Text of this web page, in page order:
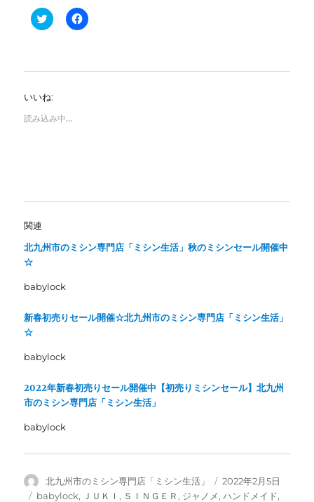
ク
リ
T
t
e
r
ウ
で
開
す
)
F
a
o
て
(
新
ウ
いいね:
読み込み中…
関連
北九州市のミシン専門店「ミシン生活」秋のミシンセール開催中
☆
babylock
新春初売りセール開催☆北九州市のミシン専門店「ミシン生活」
☆
babylock
2022年新春初売りセール開催中【初売りミシンセール】北九州
市のミシン専門店「ミシン生活」
babylock
投
稿
北九州市のミシン専門店「ミシン生活」
投
稿
2022年2月5日
カ
babylock, ＪＵＫＩ , ＳＩＮＧＥＲ , ジャノメ,ハンドメイド,